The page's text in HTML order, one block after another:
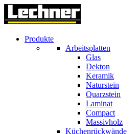
Produkte
Arbeitsplatten
Glas
Dekton
Keramik
Naturstein
Quarzstein
Laminat
Compact
Massivholz
Küchenrückwände